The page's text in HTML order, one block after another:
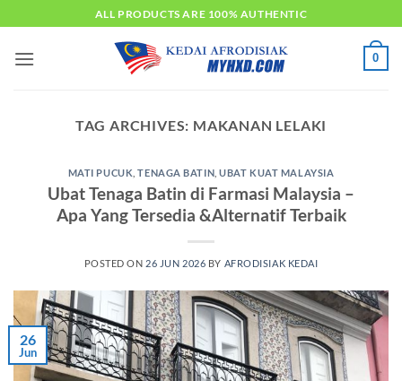
to
content
ALL PRODUCTS ARE 100% AUTHENTIC
0
TAG ARCHIVES: MAKANAN LELAKI
MATI PUCUK ,TENAGA BATIN ,UBAT KUAT MALAYSIA
Ubat Tenaga Batin di Farmasi Malaysia –
Apa Yang Tersedia &Alternatif Terbaik
POSTED ON 26 JUN 2026 BY AFRODISIAK KEDAI
26
Jun